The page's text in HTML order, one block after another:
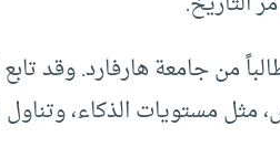
الدراسة عام 1938، وتابعها 268 طالباً من جامعة
مستويات الذكاء، وتناول